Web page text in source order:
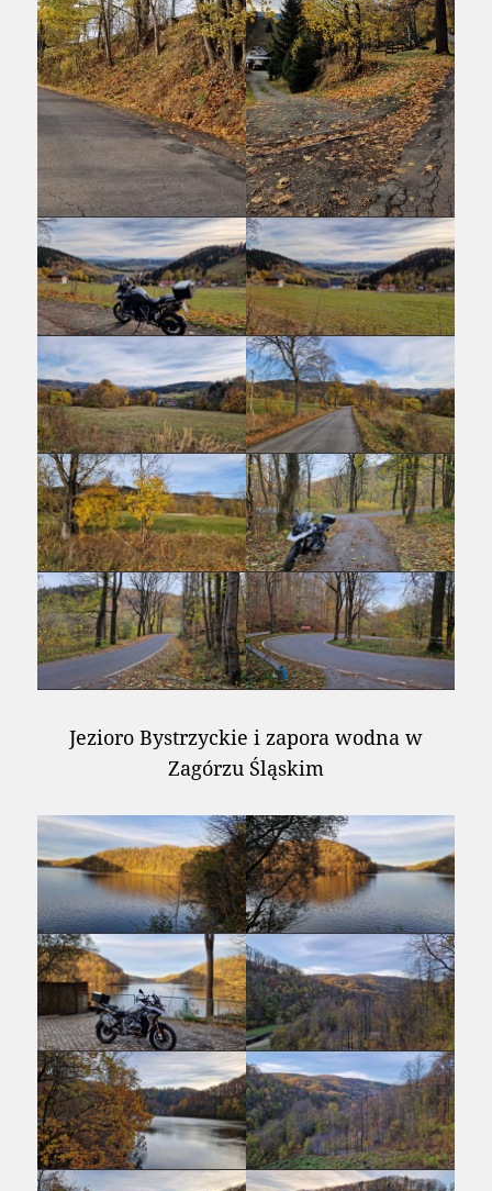
Jezioro Bystrzyckie i zapora wodna w
Zagórzu Śląskim